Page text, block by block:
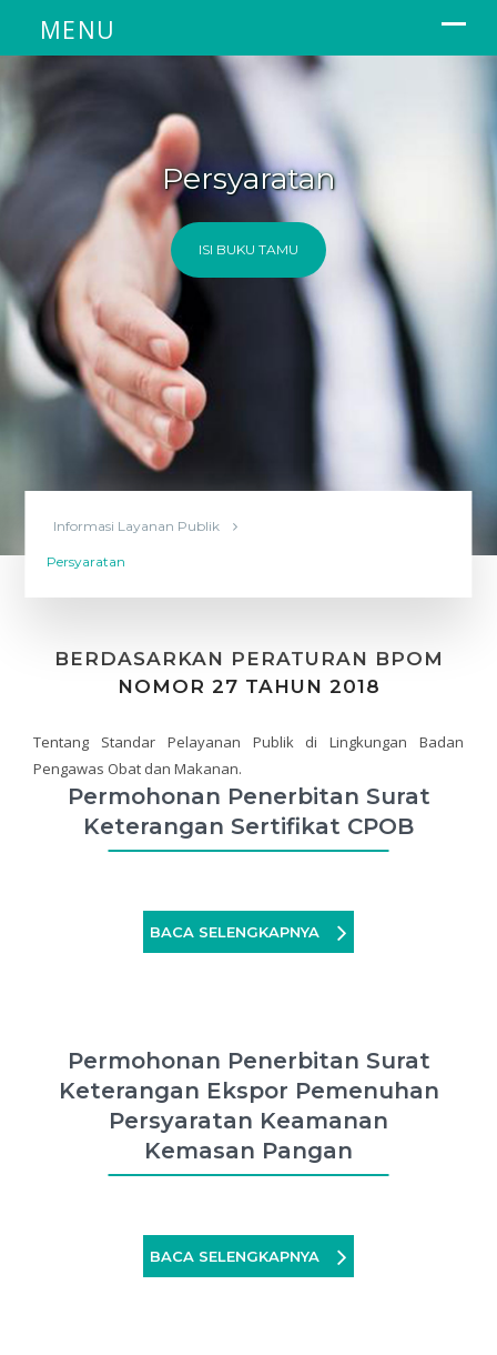
Persyaratan
ISI BUKU TAMU
Informasi Layanan Publik
Persyaratan
BERDASARKAN PERATURAN BPOM
NOMOR 27 TAHUN 2018
Tentang Standar Pelayanan Publik di Lingkungan Badan
Pengawas Obat dan Makanan.
Permohonan Penerbitan Surat
Keterangan Sertifikat CPOB
BACA SELENGKAPNYA
Permohonan Penerbitan Surat
Keterangan Ekspor Pemenuhan
Persyaratan Keamanan
Kemasan Pangan
BACA SELENGKAPNYA